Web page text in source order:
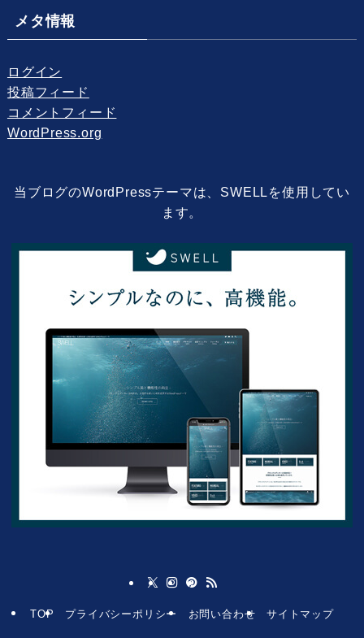
メタ情報
ログイン
投稿フィード
コメントフィード
WordPress.org
当ブログのWordPressテーマは、SWELLを使用してい
ます。
TOP プライバシーポリシー お問い合わせ サイトマップ